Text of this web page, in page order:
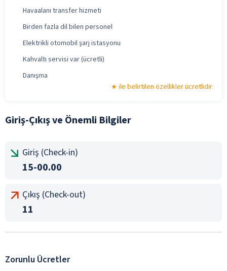
Havaalanı transfer hizmeti
Birden fazla dil bilen personel
Elektrikli otomobil şarj istasyonu
Kahvaltı servisi var (ücretli)
Danışma
ile belirtilen özellikler ücretlidir.
Giriş-Çıkış ve Önemli Bilgiler
Giriş (Check-in)
15-00.00
Çıkış (Check-out)
11
Zorunlu Ücretler